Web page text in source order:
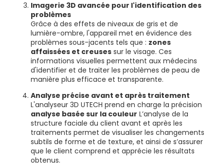
Imagerie 3D avancée pour l'identification des
problèmes
Grâce à des effets de niveaux de gris et de
lumière-ombre, l'appareil met en évidence des
problèmes sous-jacents tels que : zones
affaissées et creusessur le visage. Ces
informations visuelles permettent aux médecins
d'identifier et de traiter les problèmes de peau de
manière plus efficace et transparente.
Analyse précise avant et après traitement
L'analyseur 3D UTECH prend en charge la précision
analyse basée sur la couleur L’analyse de la
structure faciale du client avant et après les
traitements permet de visualiser les changements
subtils de forme et de texture, et ainsi de s’assurer
que le client comprend et apprécie les résultats
obtenus.